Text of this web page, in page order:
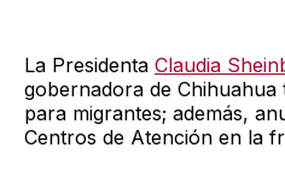
La Presidenta Claudia
gobernadora de
para migrantes; además,
Centros de Atención en la